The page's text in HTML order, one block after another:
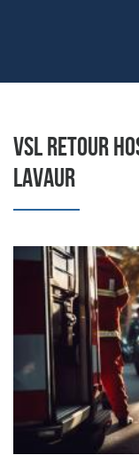
VSL RETOUR
LAVAUR